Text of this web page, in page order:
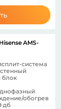
AMS-
система
блок
обогрев
дб